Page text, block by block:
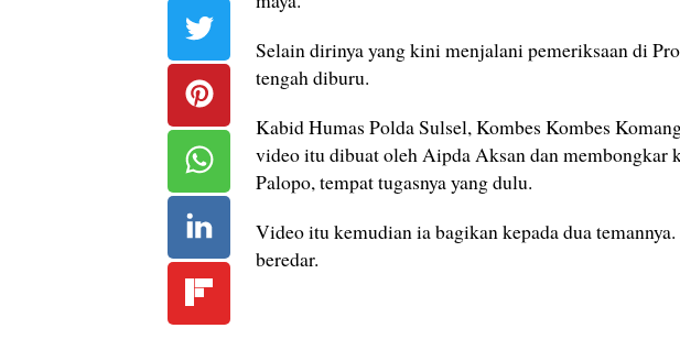
Selain dirinya yang kini menjalani pemeriksaan di
tengah diburu.
Kabid Humas Polda Sulsel, Kombes Kombes
video itu dibuat oleh Aipda Aksan dan membongkar
Palopo, tempat tugasnya yang dulu.
Video itu kemudian ia bagikan kepada dua
beredar.